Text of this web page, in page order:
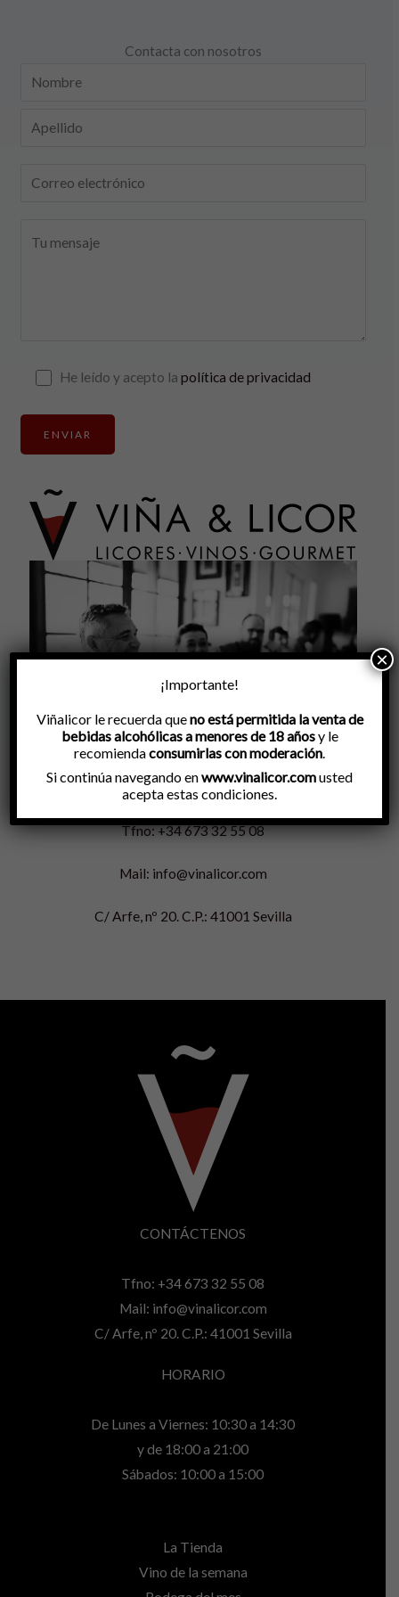
CONTÁCTENOS
Tfno: +34 673 32 55 08
Mail: info@vinalicor.com
C/ Arfe, nº 20. C.P.: 41001 Sevilla
Contacta con nosotros
He leído y acepto la política de privacidad
CONTÁCTENOS
Tfno: +34 673 32 55 08
Mail: info@vinalicor.com
C/ Arfe, nº 20. C.P.: 41001 Sevilla
HORARIO
De Lunes a Viernes: 10:30 a 14:30
y de 18:00 a 21:00
Sábados: 10:00 a 15:00
La Tienda
Vino de la semana
¡Importante!
Viñalicor le recuerda queno está permitida la venta de
bebidas alcohólicas a menores de 18 añosy le
recomiendaconsumirlas con moderación.
Si continúa navegando enwww.vinalicor.comusted
acepta estas condiciones.
×